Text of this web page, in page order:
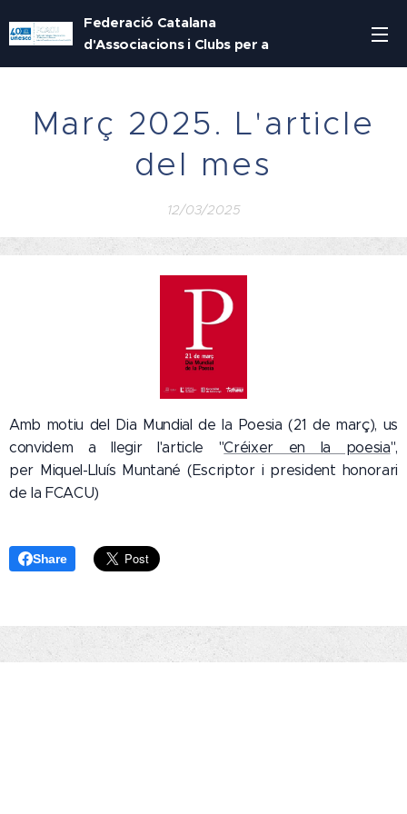
Federació Catalana
d'Associacions i Clubs per a
la UNESCO
Març 2025. L'article
del mes
12/03/2025
Amb motiu del Dia Mundial de la Poesia (21 de març), us
convidem a llegir l'article "Créixer en la poesia",
per Miquel-Lluís Muntané (Escriptor i president honorari
de la FCACU)
Share